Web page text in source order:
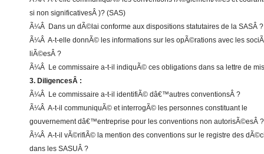
si non significativesÂ )? (SAS)
Ã¼Â Dans un dÃ©lai conforme aux dispositions statutaires de la SASÂ ?
Ã¼Â A-t-elle donnÃ© les informations sur les opÃ©rations avec les
liÃ©esÂ ?
Ã¼Â Le commissaire a-t-il indiquÃ© ces obligations dans sa lettre de
3. DiligencesÂ :
Ã¼Â Le commissaire a-t-il identifiÃ© dâ€™autres conventionsÂ ?
Ã¼Â A-t-il communiquÃ© et interrogÃ© les personnes constituant le
gouvernement dâ€™entreprise pour les conventions non autorisÃ©esÂ ?
Ã¼Â A-t-il vÃ©rifiÃ© la mention des conventions sur le registre des
dans les SASUÂ ?